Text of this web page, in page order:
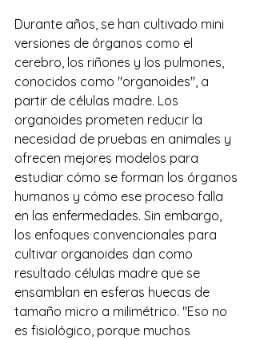
Durante años, se han cultivado mini
versiones de órganos como el
cerebro, los riñones y los pulmones,
conocidos como "organoides", a
partir de células madre. Los
organoides prometen reducir la
necesidad de pruebas en animales y
ofrecen mejores modelos para
estudiar cómo se forman los órganos
humanos y cómo ese proceso falla
en las enfermedades. Sin embargo,
los enfoques convencionales para
cultivar organoides dan como
resultado células madre que se
ensamblan en esferas huecas de
tamaño micro a milimétrico. "Eso no
es fisiológico, porque muchos